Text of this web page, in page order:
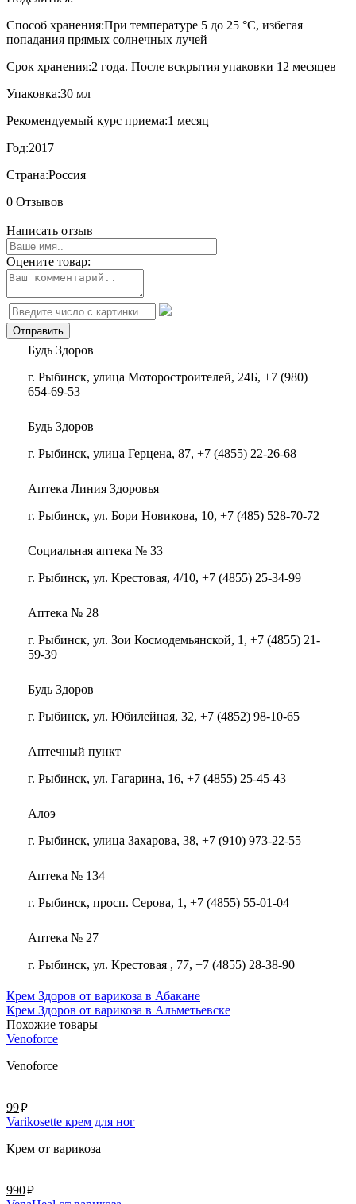
Способ хранения:При температуре 5 до 25 °C, избегая
попадания прямых солнечных лучей
Срок хранения:2 года. После вскрытия упаковки 12 месяцев
Упаковка:30 мл
Рекомендуемый курс приема:1 месяц
Год:2017
Страна:Россия
0 Отзывов
Написать отзыв
Оцените товар:
Будь Здоров
г. Рыбинск, улица Моторостроителей, 24Б, +7 (980)
654-69-53
Будь Здоров
г. Рыбинск, улица Герцена, 87, +7 (4855) 22-26-68
Аптека Линия Здоровья
г. Рыбинск, ул. Бори Новикова, 10, +7 (485) 528-70-72
Социальная аптека № 33
г. Рыбинск, ул. Крестовая, 4/10, +7 (4855) 25-34-99
Аптека № 28
г. Рыбинск, ул. Зои Космодемьянской, 1, +7 (4855) 21-
59-39
Будь Здоров
г. Рыбинск, ул. Юбилейная, 32, +7 (4852) 98-10-65
Аптечный пункт
г. Рыбинск, ул. Гагарина, 16, +7 (4855) 25-45-43
Алоэ
г. Рыбинск, улица Захарова, 38, +7 (910) 973-22-55
Аптека № 134
г. Рыбинск, просп. Серова, 1, +7 (4855) 55-01-04
Аптека № 27
г. Рыбинск, ул. Крестовая , 77, +7 (4855) 28-38-90
Крем Здоров от варикоза в Абакане
Крем Здоров от варикоза в Альметьевске
Похожие товары
Venoforce
Venoforce
99руб.
Varikosette крем для ног
Крем от варикоза
990руб.